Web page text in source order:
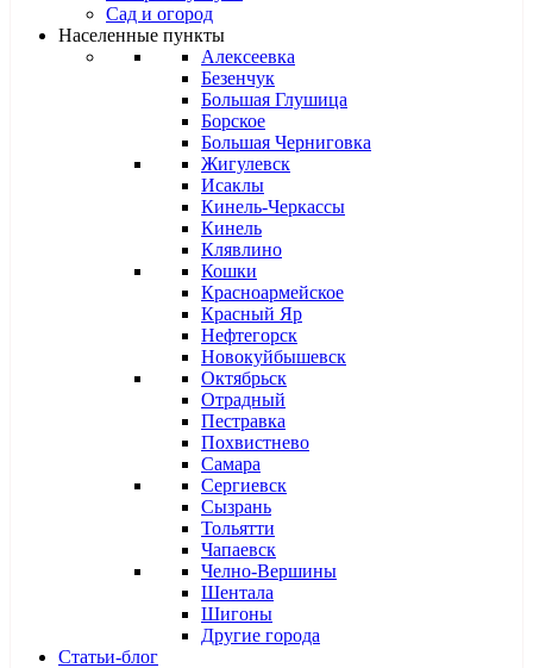
Сад и огород
Населенные пункты
Алексеевка
Безенчук
Большая Глушица
Борское
Большая Черниговка
Жигулевск
Исаклы
Кинель-Черкассы
Кинель
Клявлино
Кошки
Красноармейское
Красный Яр
Нефтегорск
Новокуйбышевск
Октябрьск
Отрадный
Пестравка
Похвистнево
Самара
Сергиевск
Сызрань
Тольятти
Чапаевск
Челно-Вершины
Шентала
Шигоны
Другие города
Статьи-блог